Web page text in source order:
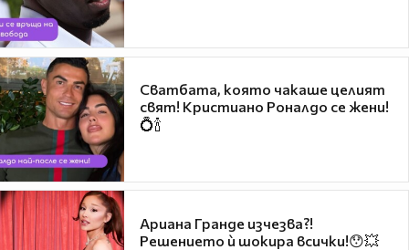
Сватбата, която чакаше целият
свят! Кристиано Роналдо се жени!
💍🍾
Ариана Гранде изчезва?!
Решението ѝ шокира всички!😯💥